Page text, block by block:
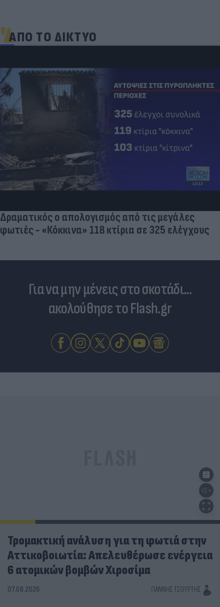
ΑΠΟ ΤΟ ΔΙΚΤΥΟ
Δραματικός ο απολογισμός από τις μεγάλες
φωτιές - «Κόκκινα» 118 κτίρια σε 325 ελέγχους
Για να μην μένεις στο σκοτάδι...
ακολούθησε το Flash.gr
Τρομακτική ανάλυση για τη φωτιά στην
Αττικοβοιωτία: Απελευθέρωσε ενέργεια
6 ατομικών βομβών Χιροσίμα
07.08.2026 ΓΙΆΝΝΗΣ ΤΣΟΎΡΤΗΣ